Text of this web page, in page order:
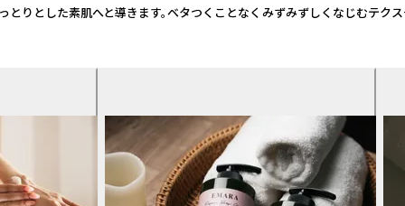
りとした素肌へと導きます。ベタつくことなくみずみずしくなじむテク